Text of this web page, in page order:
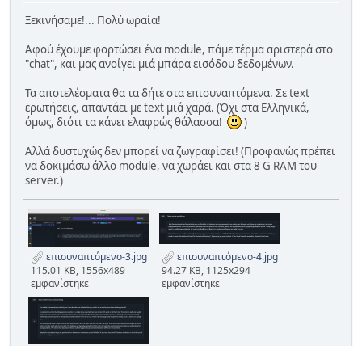
Ξεκινήσαμε!... Πολύ ωραία!
Αφού έχουμε φορτώσει ένα module, πάμε τέρμα αριστερά στο
"chat", και μας ανοίγει μιά μπάρα εισόδου δεδομένων.
Τα αποτελέσματα θα τα δήτε στα επισυναπτόμενα. Σε text
ερωτήσεις, απαντάει με text μιά χαρά. (Όχι στα Ελληνικά,
όμως, διότι τα κάνει ελαφρώς θάλασσα!
)
Αλλά δυστυχώς δεν μπορεί να ζωγραφίσει! (Προφανώς πρέπει
να δοκιμάσω άλλο module, να χωράει και στα 8 G RAM του
server.)
επισυναπτόμενο-3.jpg
115.01 KB, 1556x489
εμφανίστηκε
επισυναπτόμενο-4.jpg
94.27 KB, 1125x294
εμφανίστηκε